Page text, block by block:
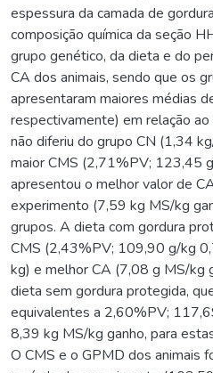
espessura da camada de
composição química da seção
grupo genético, da dieta e do
CA dos animais, sendo que os
apresentaram maiores médias
respectivamente) em relação
não diferiu do grupo CN (1,34
maior CMS (2,71%PV; 123,45
apresentou o melhor valor de
experimento (7,59 kg MS/kg
grupos. A dieta com gordura
CMS (2,43%PV; 109,90 g/kg
kg) e melhor CA (7,08 g MS/kg
dieta sem gordura protegida,
equivalentes a 2,60%PV;
8,39 kg MS/kg ganho, para
O CMS e o GPMD dos animais